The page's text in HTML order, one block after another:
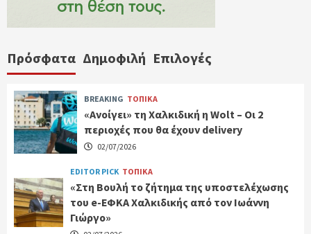
Πρόσφατα Δημοφιλή Επιλογές
BREAKING ΤΟΠΙΚΑ
«Ανοίγει» τη Χαλκιδική η Wolt – Οι 2
περιοχές που θα έχουν delivery
02/07/2026
EDITOR PICK ΤΟΠΙΚΑ
«Στη Βουλή το ζήτημα της υποστελέχωσης
του e-ΕΦΚΑ Χαλκιδικής από τον Ιωάννη
Γιώργο»